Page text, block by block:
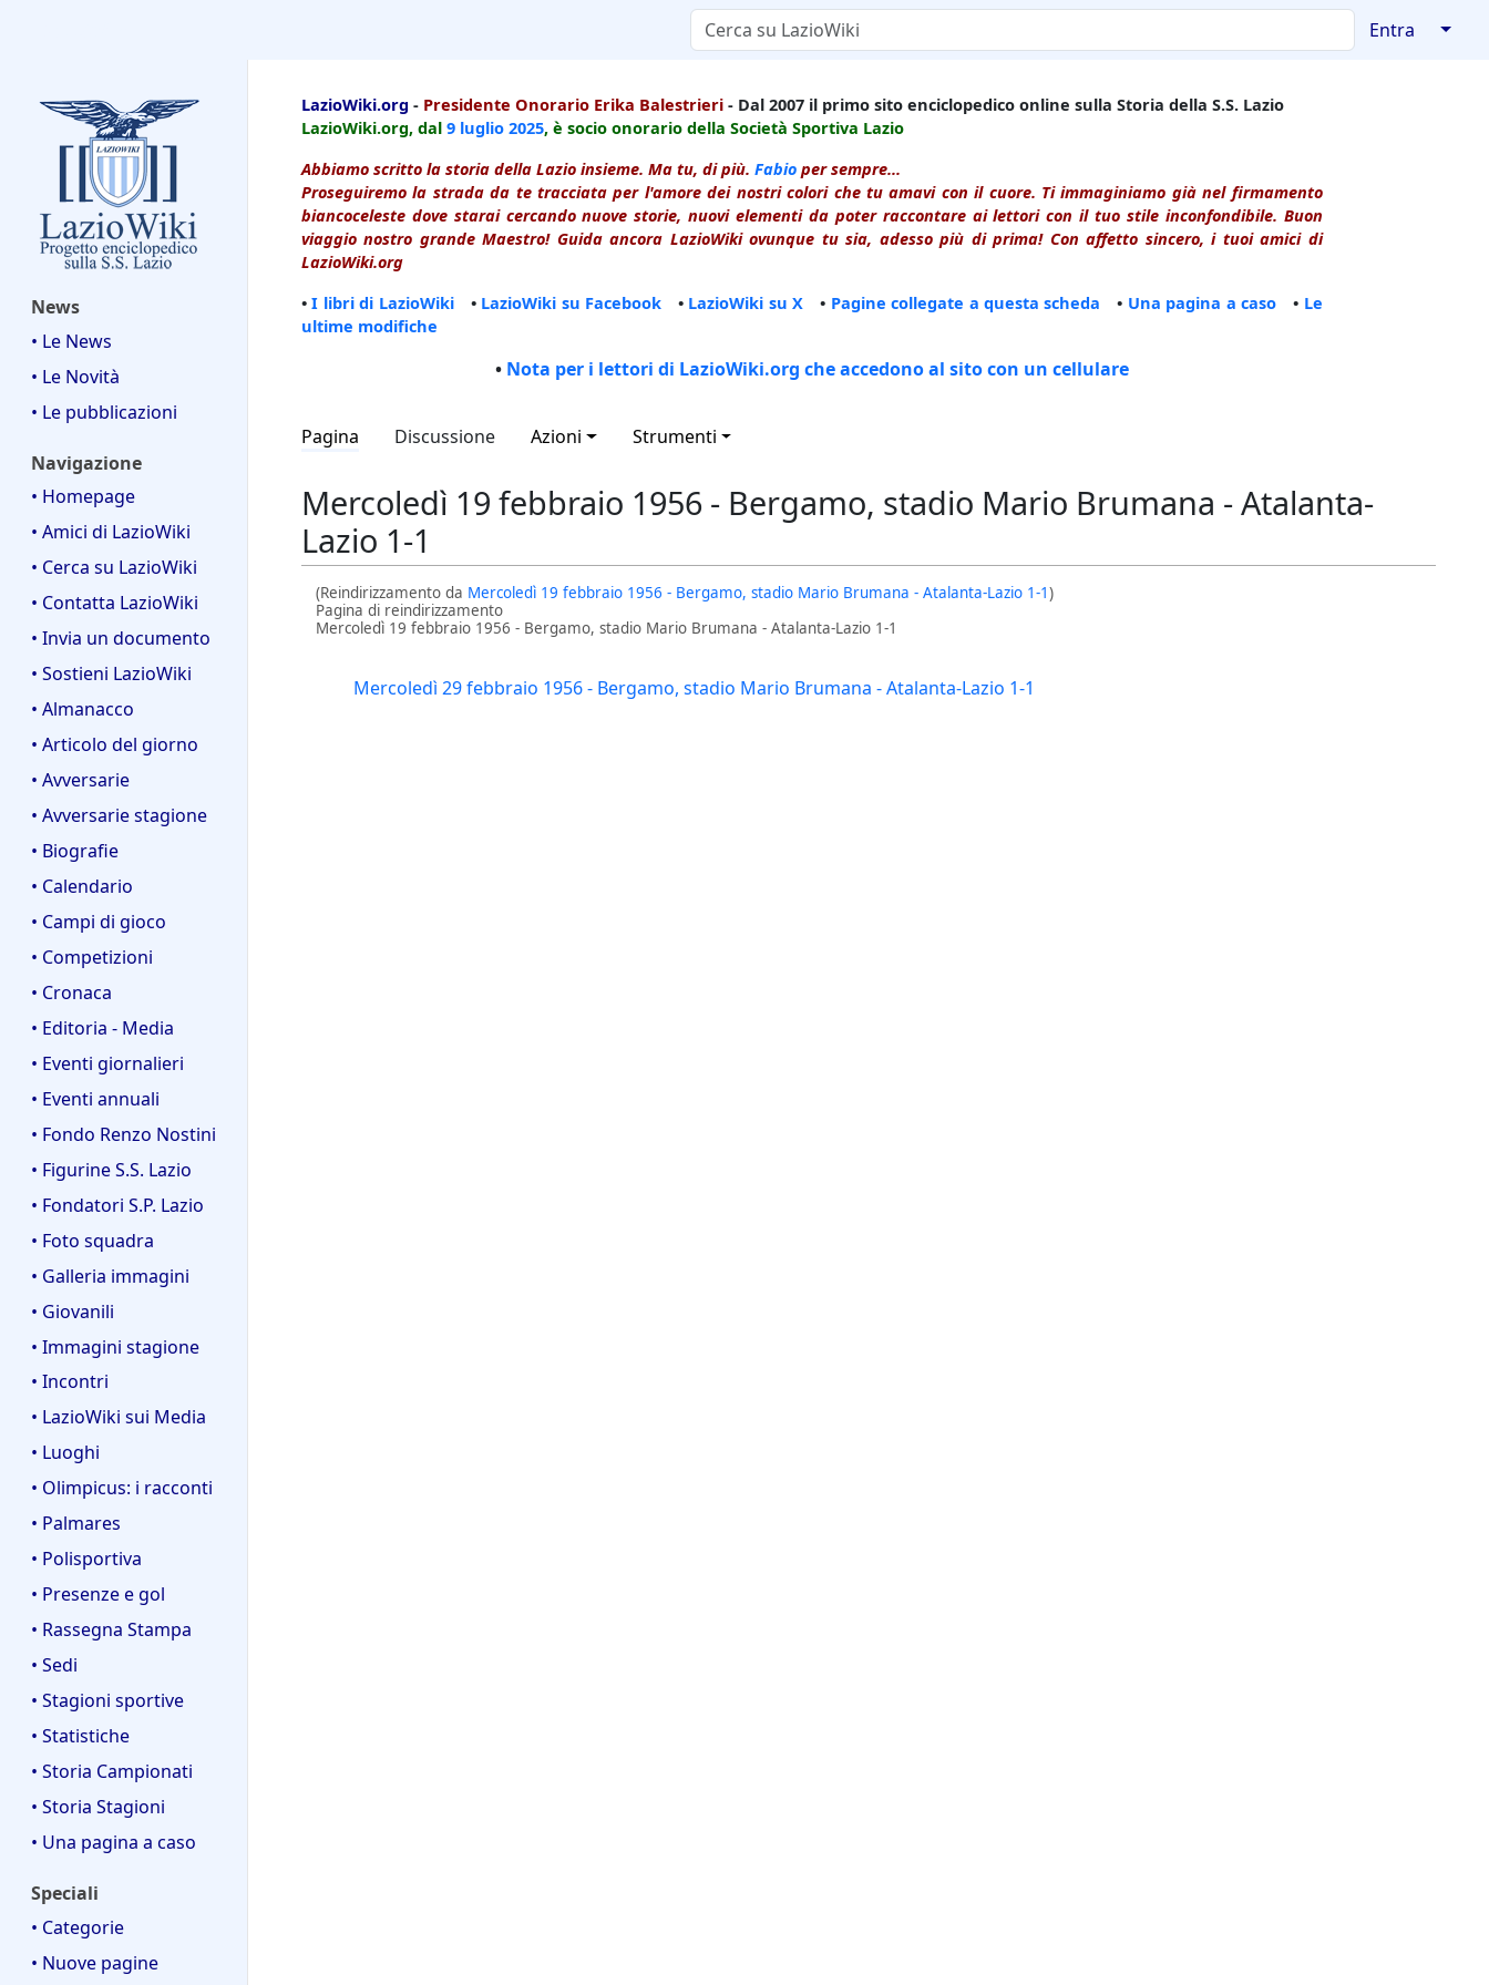
Entra ↓
News
• Le News
• Le Novità
• Le pubblicazioni
Navigazione
• Homepage
• Amici di LazioWiki
• Cerca su LazioWiki
• Contatta LazioWiki
• Invia un documento
• Sostieni LazioWiki
• Almanacco
• Articolo del giorno
• Avversarie
• Avversarie stagione
• Biografie
• Calendario
• Campi di gioco
• Competizioni
• Cronaca
• Editoria - Media
• Eventi giornalieri
• Eventi annuali
• Fondo Renzo Nostini
• Figurine S.S. Lazio
• Fondatori S.P. Lazio
• Foto squadra
• Galleria immagini
• Giovanili
• Immagini stagione
• Incontri
• LazioWiki sui Media
• Luoghi
• Olimpicus: i racconti
• Palmares
• Polisportiva
• Presenze e gol
• Rassegna Stampa
• Sedi
• Stagioni sportive
• Statistiche
• Storia Campionati
• Storia Stagioni
• Una pagina a caso
Speciali
• Categorie
• Nuove pagine
LazioWiki.org - Presidente Onorario Erika Balestrieri - Dal 2007 il primo sito enciclopedico online sulla Storia della S.S. Lazio
LazioWiki.org, dal 9 luglio 2025, è socio onorario della Società Sportiva Lazio
Abbiamo scritto la storia della Lazio insieme. Ma tu, di più. Fabio per sempre...
Proseguiremo la strada da te tracciata per l'amore dei nostri colori che tu amavi con il cuore. Ti immaginiamo già nel firmamento
biancoceleste dove starai cercando nuove storie, nuovi elementi da poter raccontare ai lettori con il tuo stile inconfondibile. Buon
viaggio nostro grande Maestro! Guida ancora LazioWiki ovunque tu sia, adesso più di prima! Con affetto sincero, i tuoi amici di
LazioWiki.org
•I libri di LazioWiki• LazioWiki su Facebook • LazioWiki su X • Pagine collegate a questa scheda • Una pagina a caso • Le
ultime modifiche
• Nota per i lettori di LazioWiki.org che accedono al sito con un cellulare
Pagina Discussione Azioni Strumenti
Mercoledì 19 febbraio 1956 - Bergamo, stadio Mario Brumana - Atalanta-
Lazio 1-1
(Reindirizzamento da Mercoledì 19 febbraio 1956 - Bergamo, stadio Mario Brumana - Atalanta-Lazio 1-1)
Pagina di reindirizzamento
Mercoledì 19 febbraio 1956 - Bergamo, stadio Mario Brumana - Atalanta-Lazio 1-1
Mercoledì 29 febbraio 1956 - Bergamo, stadio Mario Brumana - Atalanta-Lazio 1-1